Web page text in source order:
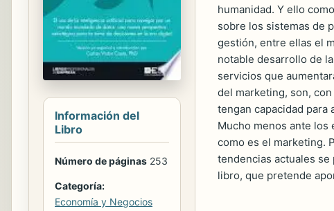
Información del
Libro
Número de páginas 253
Categoría:
Economía y Negocios
humanidad. Y ello
sobre los sistemas de
gestión, entre ellas el
notable desarrollo de
servicios que
del marketing, son,
tengan capacidad
Mucho menos ante
como es el marketing.
tendencias actuales
libro, que pretende